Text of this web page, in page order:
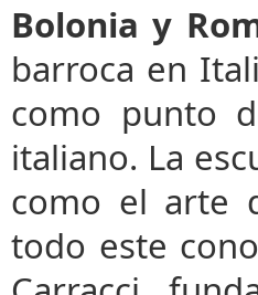
Bolonia y
barroca en
como punto
italiano. La
como el arte
todo este